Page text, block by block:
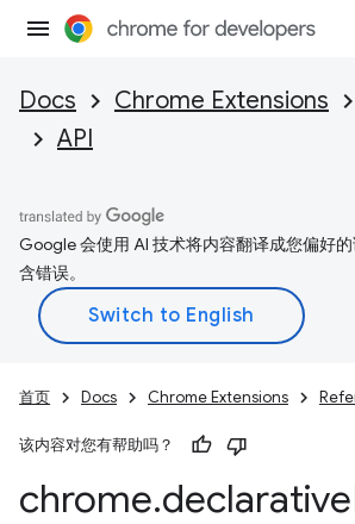
Docs Chrome Extensions
API
Google 会使用 AI 技术将内容翻译成您偏好
含错误。
首页 Docs Chrome Extensions
该内容对您有帮助吗？
chrome.declarative